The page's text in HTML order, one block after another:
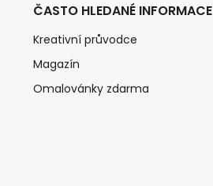
ČASTO HLEDANÉ INFORMACE
Kreativní průvodce
Magazín
Omalovánky zdarma